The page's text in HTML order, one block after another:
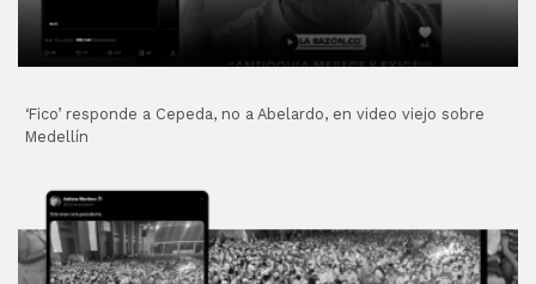
‘Fico’ responde a Cepeda, no a Abelardo, en video viejo sobre
Medellín